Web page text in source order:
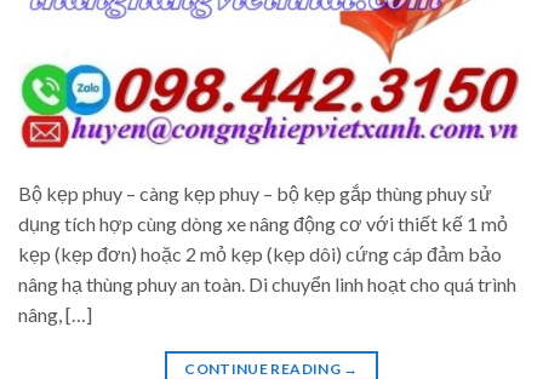
Bộ kẹp phuy – càng kẹp phuy – bộ kẹp gắp thùng phuy sử
dụng tích hợp cùng dòng xe nâng động cơ với thiết kế 1 mỏ
kẹp (kẹp đơn) hoặc 2 mỏ kẹp (kẹp dôi) cứng cáp đảm bảo
nâng hạ thùng phuy an toàn. Di chuyển linh hoạt cho quá trình
nâng, […]
CONTINUE READING →